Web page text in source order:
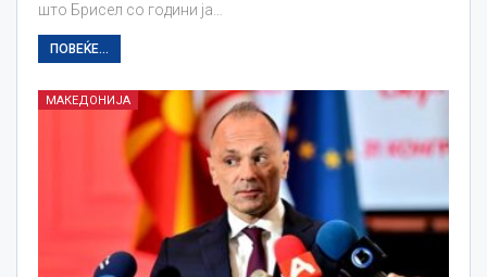
што Брисел со години ја…
ПОВЕЌЕ...
МАКЕДОНИЈА